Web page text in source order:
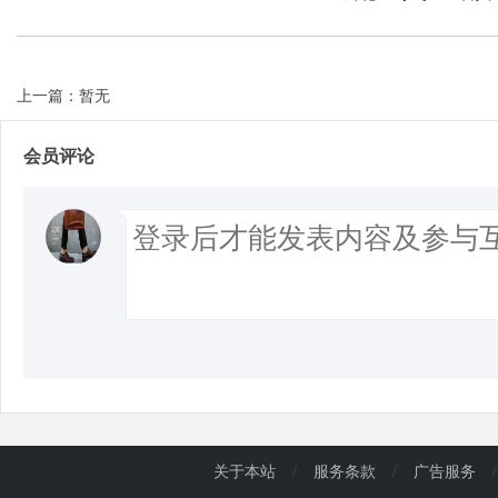
上一篇：暂无
会员评论
关于本站 / 服务条款 / 广告服务 /